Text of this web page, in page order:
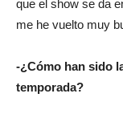
que el show se da
me he vuelto muy
-¿Cómo han sido
temporada?